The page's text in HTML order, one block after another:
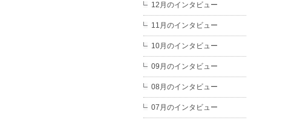
12月のインタビュー
11月のインタビュー
10月のインタビュー
09月のインタビュー
08月のインタビュー
07月のインタビュー